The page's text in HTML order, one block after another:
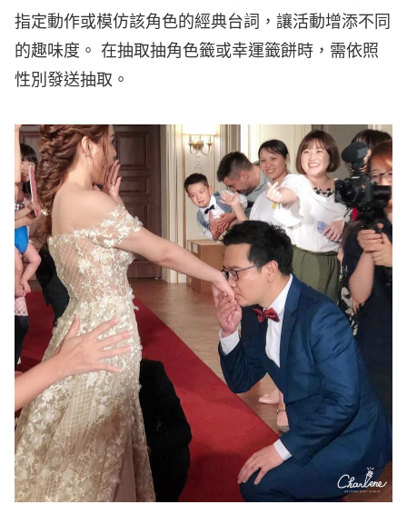
指定動作或模仿該角色的經典台詞，讓活動增添不同
的趣味度。 在抽取抽角色籤或幸運籤餅時，需依照
性別發送抽取。